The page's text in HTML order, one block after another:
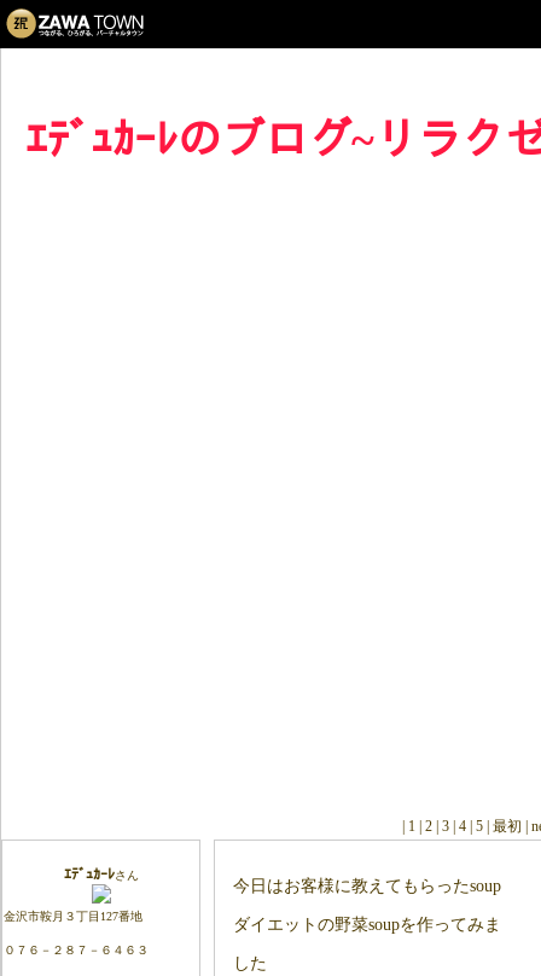
ｴﾃﾞｭｶｰﾚのブログ~リラク
ｴﾃﾞｭｶｰﾚさん
金沢市鞍月３丁目127番地
０７６－２８７－６４６３
| 1 | 2 | 3 | 4 | 5 | 最初 |
今日はお客様に教えてもらったsoup
ダイエットの野菜soupを作ってみま
した